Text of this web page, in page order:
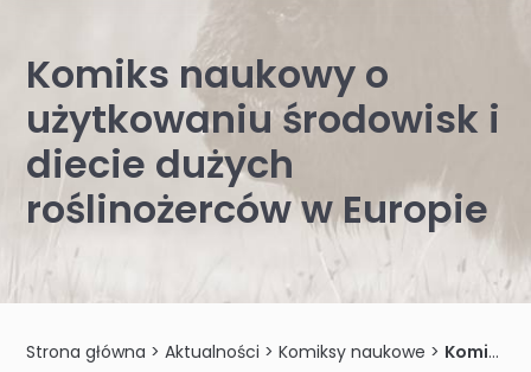
Komiks naukowy o
użytkowaniu środowisk i
diecie dużych
roślinożerców w Europie
Strona główna >Aktualności >Komiksy naukowe > Komiks naukowy o użytkowaniu środowisk i diecie dużych roślinożerców w Europie